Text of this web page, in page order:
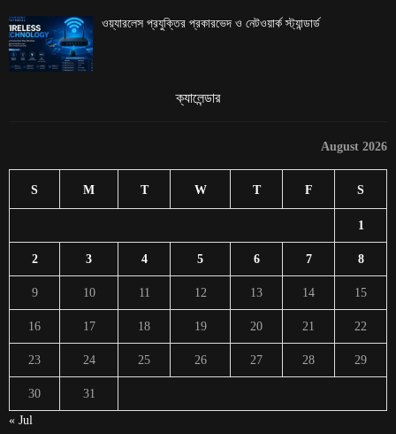
ওয়্যারলেস প্রযুক্তির প্রকারভেদ ও নেটওয়ার্ক স্ট্যান্ডার্ড
ক্যালেন্ডার
August 2026
S M T W T F S
1
2 3 4 5 6 7 8
9 10 11 12 13 14 15
16 17 18 19 20 21 22
23 24 25 26 27 28 29
30
31
« Jul